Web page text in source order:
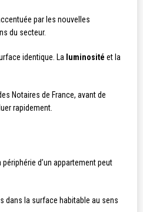
par les nouvelles
du secteur.
identique. La luminosité et la
Notaires de France, avant de
rapidement.
d’un appartement peut
dans la surface habitable au sens